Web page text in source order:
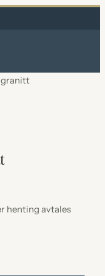
granitt
henting avtales